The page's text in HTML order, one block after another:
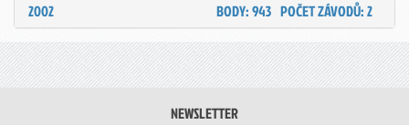
2002
POČET ZÁVODŮ: 2
BODY: 943
NEWSLETTER